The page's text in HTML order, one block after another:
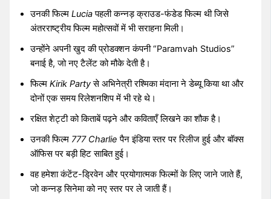
उनकी फिल्मLuciaपहली कन्नड़ क्राउड-फंडेड फिल्म थी जिसे
अंतरराष्ट्रीय फिल्म महोत्सवों में भी सराहना मिली।
उन्होंने अपनी खुद की प्रोडक्शन कंपनी “Paramvah Studios”
बनाई है, जो नए टैलेंट को मौके देती है।
फिल्मKirik Partyसे अभिनेत्री रश्मिका मंदाना ने डेब्यू किया था और
दोनों एक समय रिलेशनशिप में भी रहे थे।
रक्षित शेट्टी को किताबें पढ़ने और कविताएँ लिखने का शौक है।
उनकी फिल्म 777 Charlie पैन इंडिया स्तर पर रिलीज हुई और बॉक्स
ऑफिस पर बड़ी हिट साबित हुई।
वह हमेशा कंटेंट-ड्रिवेन और प्रयोगात्मक फिल्मों के लिए जाने जाते हैं,
जो कन्नड़ सिनेमा को नए स्तर पर ले जाती हैं।